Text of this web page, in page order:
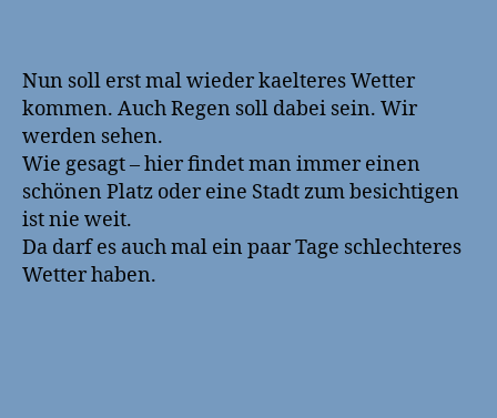
Nun soll erst mal wieder kaelteres Wetter
kommen. Auch Regen soll dabei sein. Wir
werden sehen.
Wie gesagt – hier findet man immer einen
schönen Platz oder eine Stadt zum besichtigen
ist nie weit.
Da darf es auch mal ein paar Tage schlechteres
Wetter haben.